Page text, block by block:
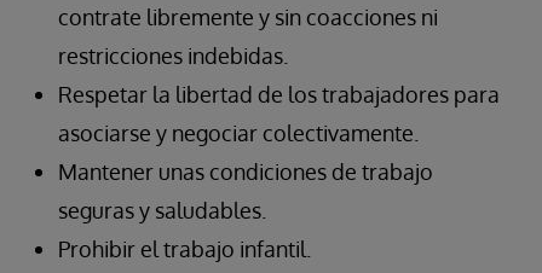
contrate libremente y sin coacciones ni
restricciones indebidas.
Respetar la libertad de los trabajadores para
asociarse y negociar colectivamente.
Mantener unas condiciones de trabajo
seguras y saludables.
Prohibir el trabajo infantil.